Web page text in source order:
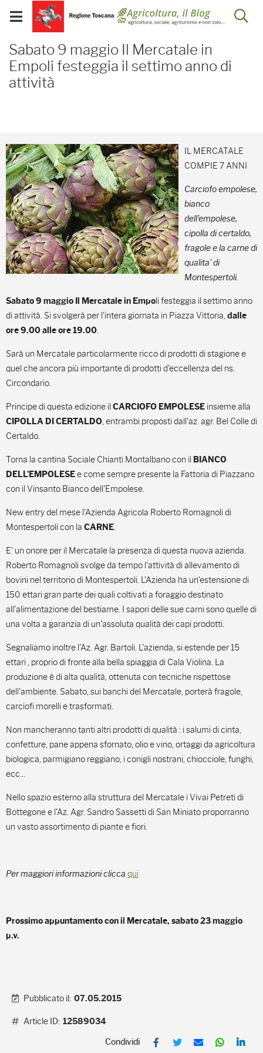
Skip to Main Content
Visualizza/chiudi
menu
mobile
Sabato 9 maggio Il
Sabato 9 maggio Il Mercatale in
Empoli festeggia il settimo anno di
attività
IL MERCATALE
COMPIE 7 ANNI
Carciofo empolese,
bianco
dell'empolese,
cipolla di certaldo,
fragole e la carne di
qualita' di
Montespertoli.
Sabato 9 maggio Il Mercatale in Empoli festeggia il settimo anno
di attività. Si svolgerà per l'intera giornata in Piazza Vittoria, dalle
ore 9.00 alle ore 19.00.
Sarà un Mercatale particolarmente ricco di prodotti di stagione e
quel che ancora più importante di prodotti d'eccellenza del ns.
Circondario.
Principe di questa edizione il CARCIOFO EMPOLESE insieme alla
CIPOLLA DI CERTALDO, entrambi proposti dall'az. agr. Bel Colle di
Certaldo.
Torna la cantina Sociale Chianti Montalbano con il BIANCO
DELL'EMPOLESEe come sempre presente la Fattoria di Piazzano
con il Vinsanto Bianco dell'Empolese.
New entry del mese l'Azienda Agricola Roberto Romagnoli di
Montespertoli con la CARNE.
E' un onore per il Mercatale la presenza di questa nuova azienda.
Roberto Romagnoli svolge da tempo l'attività di allevamento di
bovini nel territorio di Montespertoli. L'Azienda ha un'estensione di
150 ettari gran parte dei quali coltivati a foraggio destinato
all'alimentazione del bestiame. I sapori delle sue carni sono quelle di
una volta a garanzia di un'assoluta qualità dei capi prodotti.
Segnaliamo inoltre l'Az. Agr. Bartoli. L'azienda, si estende per 15
ettari , proprio di fronte alla bella spiaggia di Cala Violina. La
produzione è di alta qualità, ottenuta con tecniche rispettose
dell'ambiente. Sabato, sui banchi del Mercatale, porterà fragole,
carciofi morelli e trasformati.
Non mancheranno tanti altri prodotti di qualità : i salumi di cinta,
confetture, pane appena sfornato, olio e vino, ortaggi da agricoltura
biologica, parmigiano reggiano, i conigli nostrani, chiocciole, funghi,
ecc...
Nello spazio esterno alla struttura del Mercatale i Vivai Petreti di
Bottegone e l'Az. Agr. Sandro Sassetti di San Miniato proporranno
un vasto assortimento di piante e fiori.
Per maggiori informazioni clicca qui
Prossimo appuntamento con il Mercatale, sabato 23 maggio
p.v.
Pubblicato il: 07.05.2015
Article ID: 12589034
w
m
W